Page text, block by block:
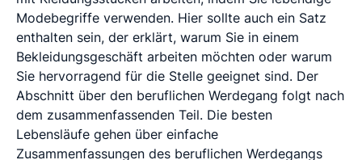
Modebegriffe verwenden. Hier sollte auch ein Satz
enthalten sein, der erklärt, warum Sie in einem
Bekleidungsgeschäft arbeiten möchten oder warum
Sie hervorragend für die Stelle geeignet sind. Der
Abschnitt über den beruflichen Werdegang folgt nach
dem zusammenfassenden Teil. Die besten
Lebensläufe gehen über einfache
Zusammenfassungen des beruflichen Werdegangs